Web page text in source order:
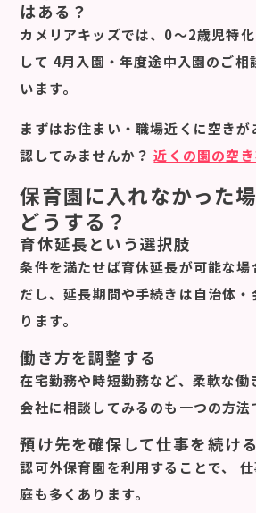
はある？
カメリアキッズでは、0〜2歳児特
して 4月入園・年度途中入園のご相
います。
まずはお住まい・職場近くに空きが
認してみませんか？近くの園の空
保育園に入れなかった
どうする？
育休延長という選択肢
条件を満たせば育休延長が可能な場
だし、延長期間や手続きは自治体・
ります。
働き方を調整する
在宅勤務や時短勤務など、柔軟な働
会社に相談してみるのも一つの方法
預け先を確保して仕事を続ける
認可外保育園を利用することで、
庭も多くあります。